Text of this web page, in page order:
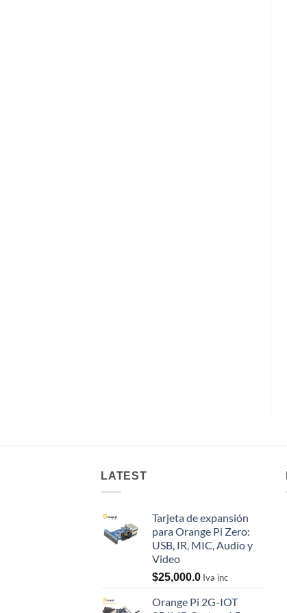
LATEST
Tarjeta de expansión
para Orange Pi Zero:
USB, IR, MIC, Audio y
Video
$25,000.0 Iva inc
Orange Pi 2G-IOT